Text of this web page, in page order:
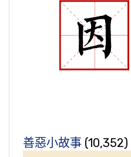
善惡小故事 (10,352)